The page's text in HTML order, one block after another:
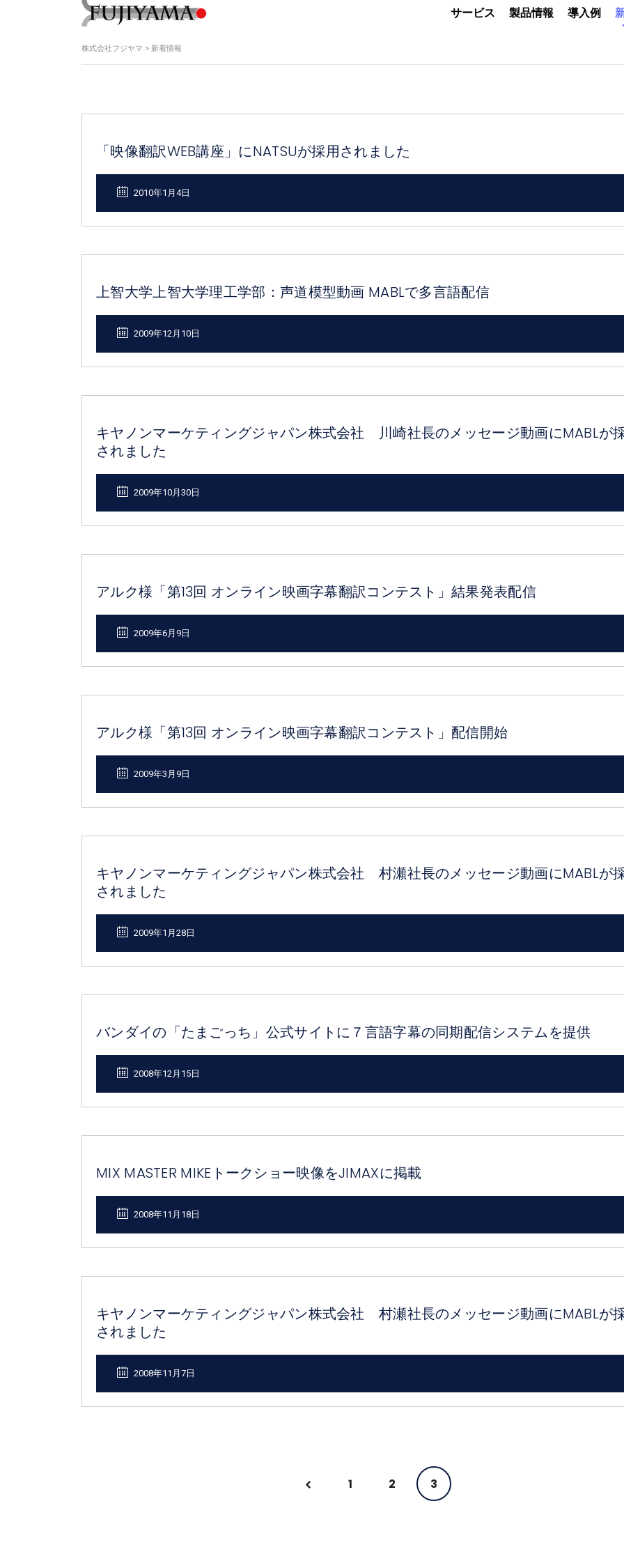
サービス 製品情報 導入例
株式会社フジヤマ > 新着情報
「映像翻訳WEB講座」にNATSUが採用されました
2010年1月4日
上智大学上智大学理工学部：声道模型動画 MABLで多言語配信
2009年12月10日
キヤノンマーケティングジャパン株式会社 川崎社長のメッセージ動画にMABLが
されました
2009年10月30日
アルク様「第13回 オンライン映画字幕翻訳コンテスト」結果発表配信
2009年6月9日
アルク様「第13回 オンライン映画字幕翻訳コンテスト」配信開始
2009年3月9日
キヤノンマーケティングジャパン株式会社 村瀬社長のメッセージ動画にMABLが
されました
2009年1月28日
バンダイの「たまごっち」公式サイトに７言語字幕の同期配信システムを提供
2008年12月15日
MIX MASTER MIKEトークショー映像をJIMAXに掲載
2008年11月18日
キヤノンマーケティングジャパン株式会社 村瀬社長のメッセージ動画にMABLが
されました
2008年11月7日
1 2 3